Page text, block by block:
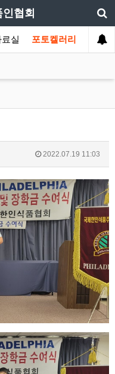
협회
료실 포토켈러리
2022.07.19 11:03